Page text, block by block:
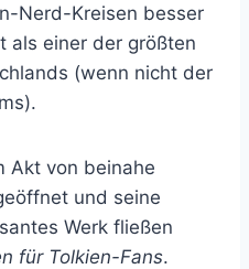
Nerd-Kreisen besser
als einer der größten
(wenn nicht der
Akt von beinahe
und seine
Werk fließen
für Tolkien-Fans.